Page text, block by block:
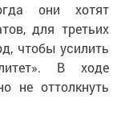
они хотят
для третьих
чтобы усилить
В ходе
не оттолкнуть